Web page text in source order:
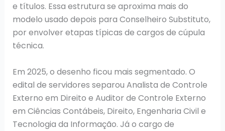
e títulos. Essa estrutura se aproxima mais do
modelo usado depois para Conselheiro Substituto,
por envolver etapas típicas de cargos de cúpula
técnica.
Em 2025, o desenho ficou mais segmentado. O
edital de servidores separou Analista de Controle
Externo em Direito e Auditor de Controle Externo
em Ciências Contábeis, Direito, Engenharia Civil e
Tecnologia da Informação. Já o cargo de